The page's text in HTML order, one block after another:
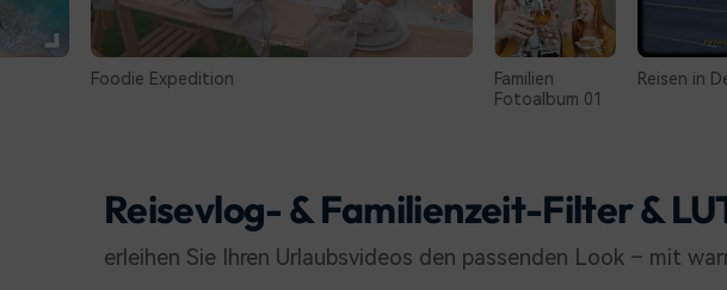
Expedition Reisen in Deutschland 04
Reisevlog- & Familienzeit-Filter &
erleihen Sie Ihren Urlaubsvideos den passenden Look – mit